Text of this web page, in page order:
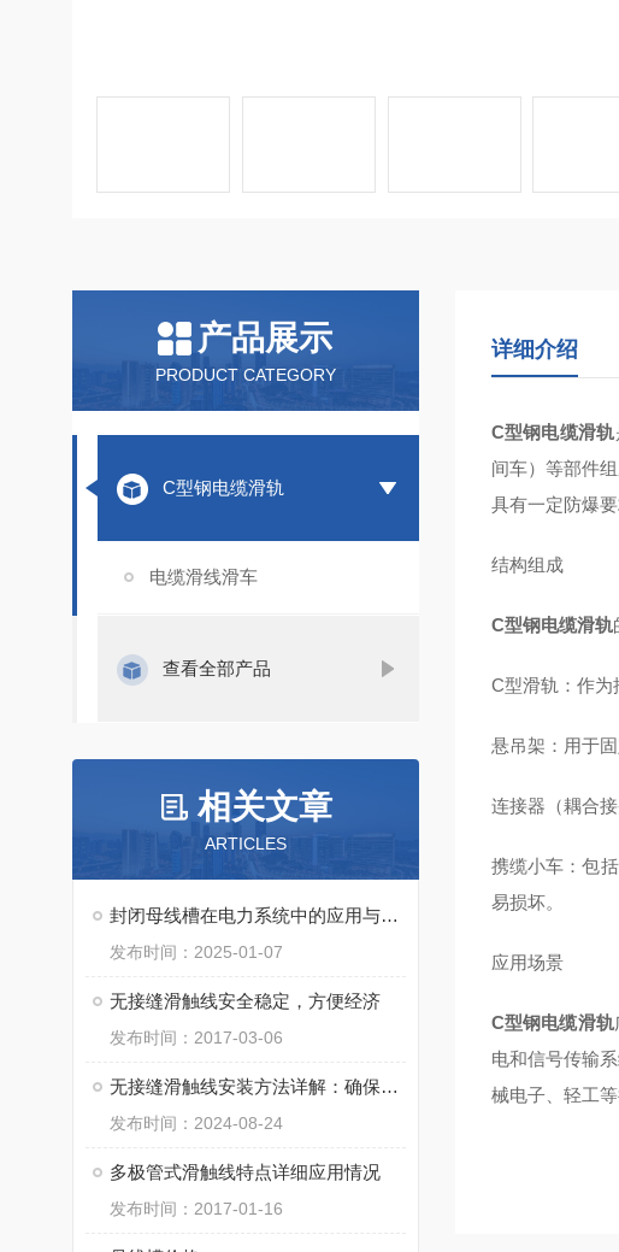
产品展示
PRODUCT CATEGORY
C型钢电缆滑轨
电缆滑线滑车
查看全部产品
相关文章
ARTICLES
封闭母线槽在电力系统中的应用与优势
发布时间：2025-01-07
无接缝滑触线安全稳定，方便经济
发布时间：2017-03-06
无接缝滑触线安装方法详解：确保高效供电与安全运行
发布时间：2024-08-24
多极管式滑触线特点详细应用情况
发布时间：2017-01-16
详细介绍
C型钢电缆滑轨
间车）等部件
具有一定防爆要
结构组成
C型钢电缆滑轨
C型滑轨‌：作为
悬吊架‌：用于固
连接器（耦合
携缆小车‌：包
易损坏‌。
应用场景
C型钢电缆滑轨
电和信号传输
械电子、轻工